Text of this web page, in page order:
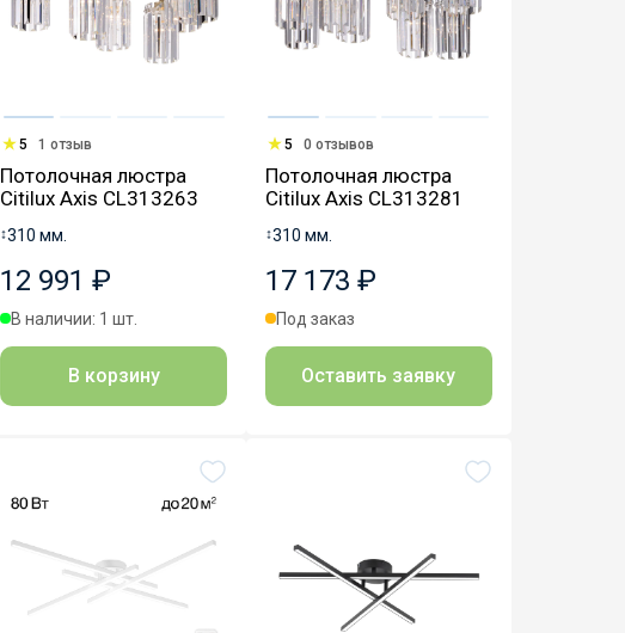
5 1 отзыв
Потолочная люстра
Citilux Axis CL313263
↕310 мм.
12 991 ₽
В наличии: 1 шт.
В корзину
5 0 отзывов
Потолочная люстра
Citilux Axis CL313281
↕310 мм.
17 173 ₽
Под заказ
Оставить заявку